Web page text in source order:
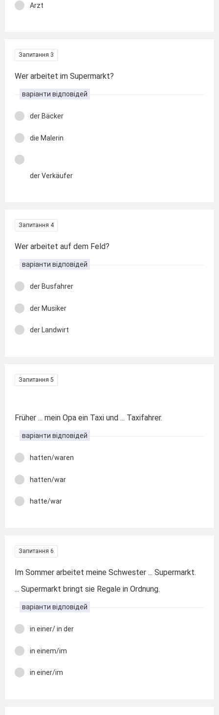
Arzt
Запитання 3
Wer arbeitet im Supermarkt?
варіанти відповідей
der Bäcker
die Malerin
der Verkäufer
Запитання 4
Wer arbeitet auf dem Feld?
варіанти відповідей
der Busfahrer
der Musiker
der Landwirt
Запитання 5
Früher ... mein Opa ein Taxi und ... Taxifahrer.
варіанти відповідей
hatten/waren
hatten/war
hatte/war
Запитання 6
Im Sommer arbeitet meine Schwester ... Supermarkt.
... Supermarkt bringt sie Regale in Ordnung.
варіанти відповідей
in einer/ in der
in einem/im
in einer/im